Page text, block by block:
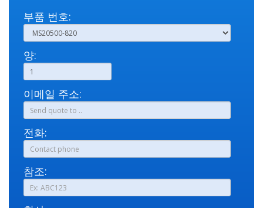
부품 번호:
양:
이메일 주소:
전화:
참조: